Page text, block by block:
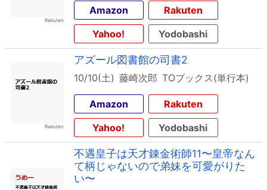
Amazon
Rakuten
Yahoo!
Yodobashi
アズール図書館の司書2
10/10(土) 藤崎次郎 TOブックス(単行本)
Amazon
Rakuten
Yahoo!
Yodobashi
不遇皇子は天才錬金術師11〜皇帝なん
て柄じゃないので弟妹を可愛がりた
い〜